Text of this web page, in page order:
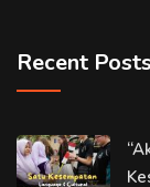
Recent Posts